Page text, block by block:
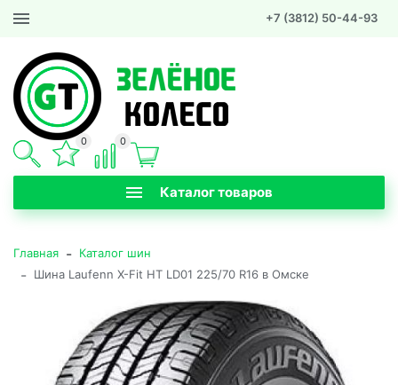
+7 (3812) 50-44-93
Каталог товаров
0 0
Главная - Каталог шин
- Шина Laufenn X-Fit HT LD01 225/70 R16 в Омске